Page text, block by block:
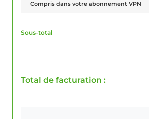
Compris dans votre abonnement VPN
Sous-total
Total de facturation :